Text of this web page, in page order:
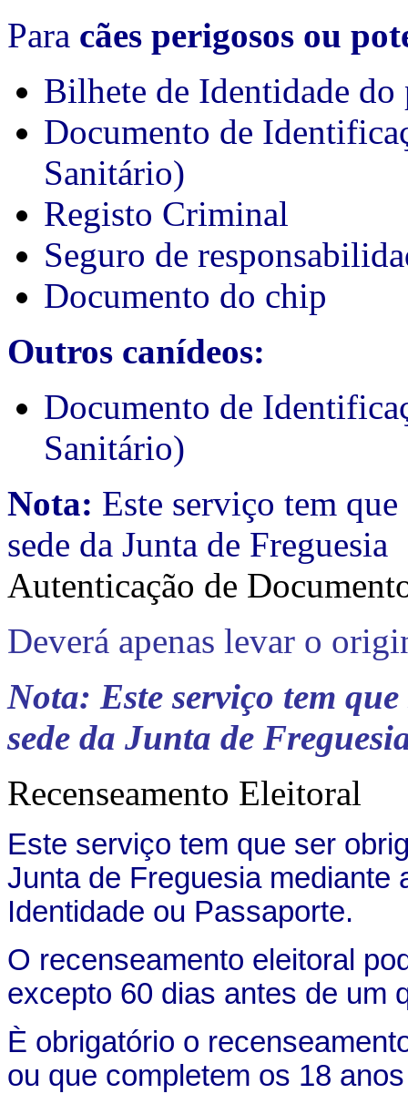
Para cães perigosos ou
Bilhete de Identidade
Documento de
Sanitário)
Registo Criminal
Seguro de
Documento do chip
Outros canídeos:
Documento de
Sanitário)
Nota: Este serviço tem
sede da Junta de Freguesia
Autenticação de
Deverá apenas levar o
Nota: Este serviço tem
sede da Junta de
Recenseamento Eleitoral
Este serviço tem que ser
Junta de Freguesia mediante
Identidade ou Passaporte.
O recenseamento eleitoral
excepto 60 dias antes de um
È obrigatório o
ou que completem os 18